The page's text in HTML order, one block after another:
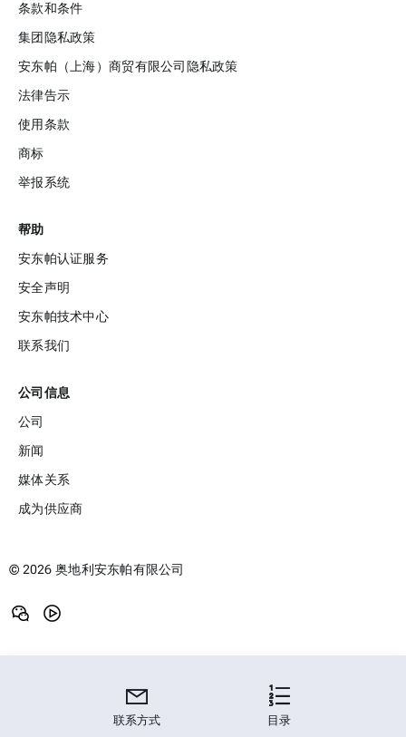
条款和条件
集团隐私政策
安东帕（上海）商贸有限公司隐私政策
法律告示
使用条款
商标
举报系统‌
帮助
安东帕认证服务
安全声明
安东帕技术中心
联系我们
公司信息
公司
新闻
媒体关系
成为供应商
© 2026 奥地利安东帕有限公司
联系方式 目录